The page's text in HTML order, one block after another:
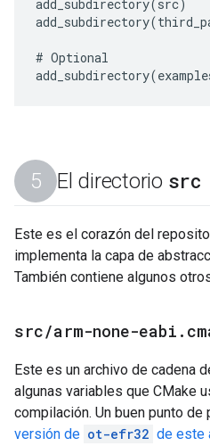
add_subdirectory(src)
# Optional
El directorio src
Este es el corazón del
implementa la capa de
También contiene algunos
src/arm-none-eabi .
Este es un archivo de cadena
algunas variables que CMake
compilación. Un buen punto
versión de ot-efr32 de este